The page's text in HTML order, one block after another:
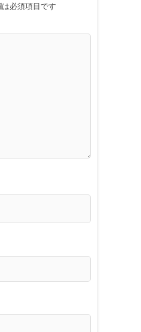
必須項目です